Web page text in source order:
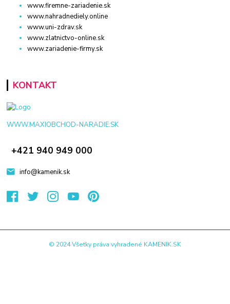
www.firemne-zariadenie.sk
www.nahradnediely.online
www.uni-zdrav.sk
www.zlatnictvo-online.sk
www.zariadenie-firmy.sk
KONTAKT
WWW.MAXIOBCHOD-NARADIE.SK
+421 940 949 000
info@kamenik.sk
© 2024 Všetky práva vyhradené KAMENIK.SK